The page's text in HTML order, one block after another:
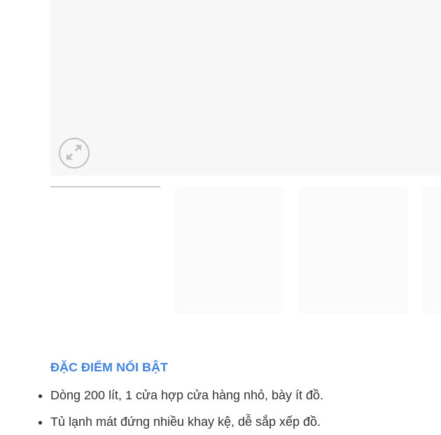
ĐẶC ĐIỂM NỔI BẬT
Dòng 200 lít, 1 cửa hợp cửa hàng nhỏ, bày ít đồ.
Tủ lạnh mát đứng nhiều khay kệ, dễ sắp xếp đồ.